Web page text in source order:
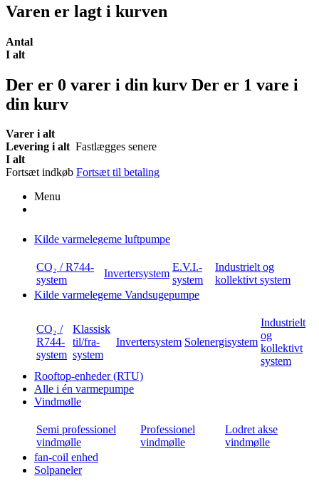
Varen er lagt i kurven
Antal
I alt
Der er 0 varer i din kurv Der er 1 vare i
din kurv
Varer i alt
Levering i alt Fastlægges senere
I alt
Fortsæt indkøb Fortsæt til betaling
Menu
Kilde varmelegeme luftpumpe
CO₂ / R744-
system
Invertersystem
E.V.I.-
system
Industrielt og
kollektivt system
Kilde varmelegeme Vandsugepumpe
CO₂ /
R744-
system
Klassisk
til/fra-
system
Invertersystem Solenergisystem
Industrielt
og
kollektivt
system
Rooftop-enheder (RTU)
Alle i én varmepumpe
Vindmølle
Semi professionel
vindmølle
Professionel
vindmølle
Lodret akse
vindmølle
fan-coil enhed
Solpaneler